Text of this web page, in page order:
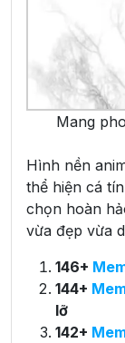
Mang
Hình nền
thể hiện cá
chọn hoàn
vừa đẹp vừa
146+
144+
lỡ
142+